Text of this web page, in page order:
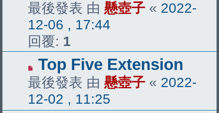
最後發表 由 懸壺子 « 2022-
12-06 , 17:44
回覆: 1
Top Five Extension
最後發表 由 懸壺子 « 2022-
12-02 , 11:25